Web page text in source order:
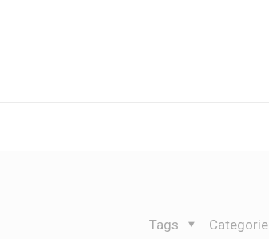
Categorie
Tags